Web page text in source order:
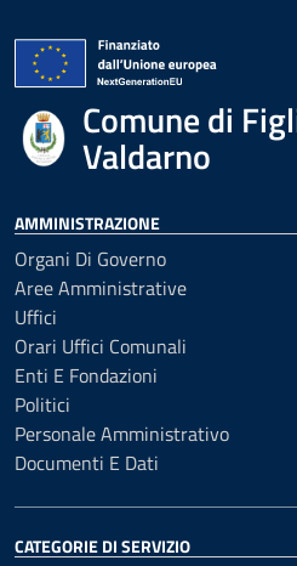
Comune di
Valdarno
AMMINISTRAZIONE
Organi Di Governo
Aree Amministrative
Uffici
Orari Uffici Comunali
Enti E Fondazioni
Politici
Personale Amministrativo
Documenti E Dati
CATEGORIE DI SERVIZIO